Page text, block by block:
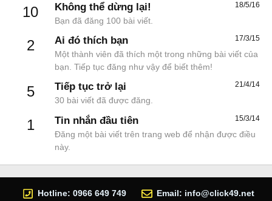
10 18/5/16
Không thể dừng lại!
Bạn đã đăng 100 bài viết.
2 17/3/15
Ai đó thích bạn
Một thành viên đã thích một trong những bài viết của
bạn. Tiếp tục đăng như vậy để biết thêm!
5 21/4/14
Tiếp tục trở lại
30 bài viết đã được đăng.
1 15/3/14
Tin nhắn đầu tiên
Đăng một bài viết trên trang web để nhận được điều
này.
Hotline: 0966 649 749 Email: info@click49.net